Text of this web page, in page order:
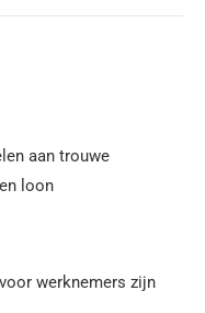
aan trouwe
loon
werknemers zijn